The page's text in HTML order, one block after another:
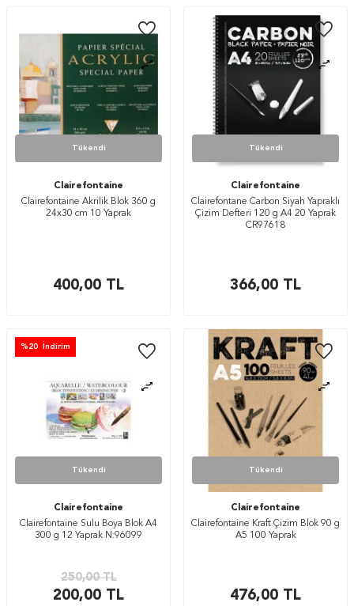
Tükendi
Clairefontaine
Clairefontaine Akrilik Blok 360 g
24x30 cm 10 Yaprak
400,00 TL
Tükendi
Clairefontaine
Clairefontane Carbon Siyah Yapraklı
Çizim Defteri 120 g A4 20 Yaprak
CR97618
366,00 TL
% 20 İndirim
Tükendi
Clairefontaine
Clairefontaine Sulu Boya Blok A4
300 g 12 Yaprak N:96099
250,00TL
200,00 TL
Tükendi
Clairefontaine
Clairefontaine Kraft Çizim Blok 90 g
A5 100 Yaprak
476,00 TL